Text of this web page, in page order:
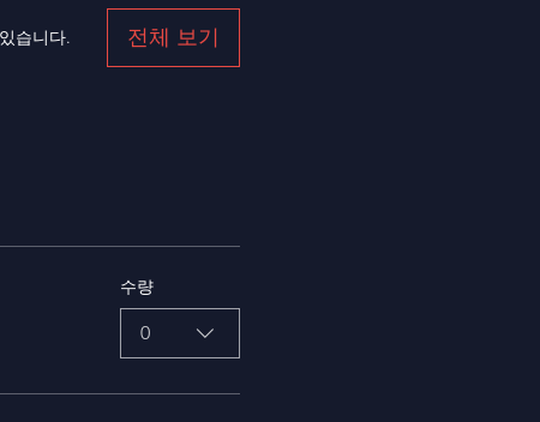
습니다. 전체 보기
수량
0